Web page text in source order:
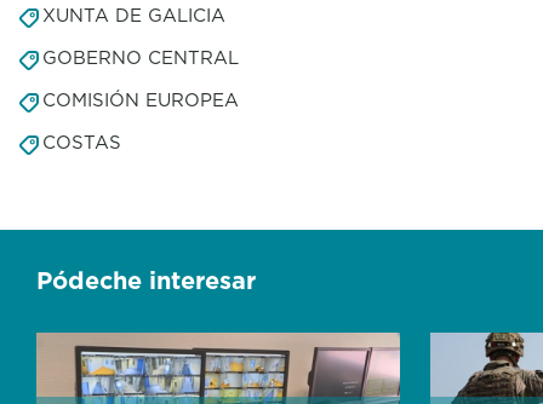
XUNTA DE GALICIA
GOBERNO CENTRAL
COMISIÓN EUROPEA
COSTAS
Pódeche interesar